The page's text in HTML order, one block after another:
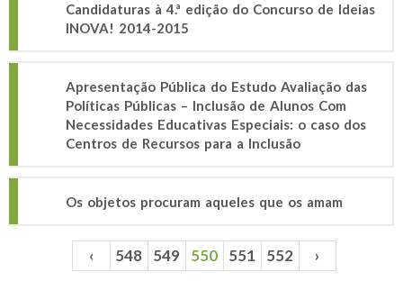
Candidaturas à 4.ª edição do Concurso de Ideias
INOVA! 2014-2015
Apresentação Pública do Estudo Avaliação das
Políticas Públicas – Inclusão de Alunos Com
Necessidades Educativas Especiais: o caso dos
Centros de Recursos para a Inclusão
Os objetos procuram aqueles que os amam
Páginas ‹ 548 549 550 551 552 ›